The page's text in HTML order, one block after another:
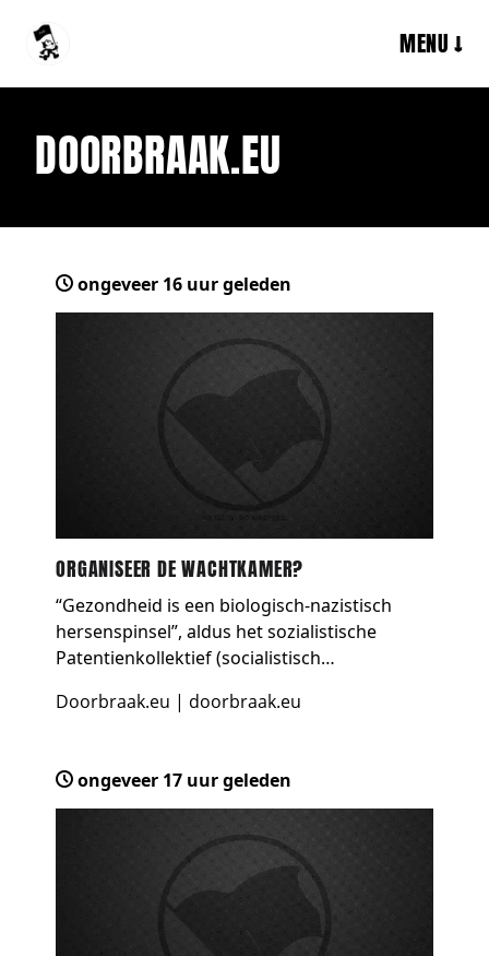
MENU ↓
DOORBRAAK.EU
ongeveer 16 uur geleden
ORGANISEER DE WACHTKAMER?
“Gezondheid is een biologisch-nazistisch
hersenspinsel”, aldus het sozialistische
Patentienkollektief (socialistisch
Bolton en Artie Vierkant tonen zich in hun
Doorbraak.eu | doorbraak.eu
ongeveer 17 uur geleden